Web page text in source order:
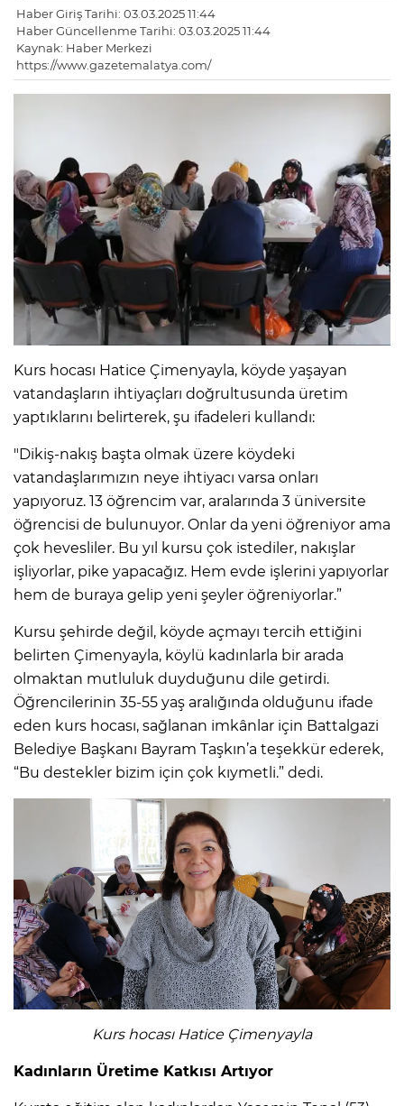
Haber Giriş Tarihi: 03.03.2025 11:44
Haber Güncellenme Tarihi: 03.03.2025 11:44
Kaynak: Haber Merkezi
https://www.gazetemalatya.com/
Kurs hocası Hatice Çimenyayla, köyde yaşayan
vatandaşların ihtiyaçları doğrultusunda üretim
yaptıklarını belirterek, şu ifadeleri kullandı:
"Dikiş-nakış başta olmak üzere köydeki
vatandaşlarımızın neye ihtiyacı varsa onları
yapıyoruz. 13 öğrencim var, aralarında 3 üniversite
öğrencisi de bulunuyor. Onlar da yeni öğreniyor ama
çok hevesliler. Bu yıl kursu çok istediler, nakışlar
işliyorlar, pike yapacağız. Hem evde işlerini yapıyorlar
hem de buraya gelip yeni şeyler öğreniyorlar.”
Kursu şehirde değil, köyde açmayı tercih ettiğini
belirten Çimenyayla, köylü kadınlarla bir arada
olmaktan mutluluk duyduğunu dile getirdi.
Öğrencilerinin 35-55 yaş aralığında olduğunu ifade
eden kurs hocası, sağlanan imkânlar için Battalgazi
Belediye Başkanı Bayram Taşkın’a teşekkür ederek,
“Bu destekler bizim için çok kıymetli.” dedi.
Kurs hocası Hatice Çimenyayla
Kadınların Üretime Katkısı Artıyor